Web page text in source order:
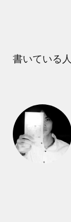
書いている人